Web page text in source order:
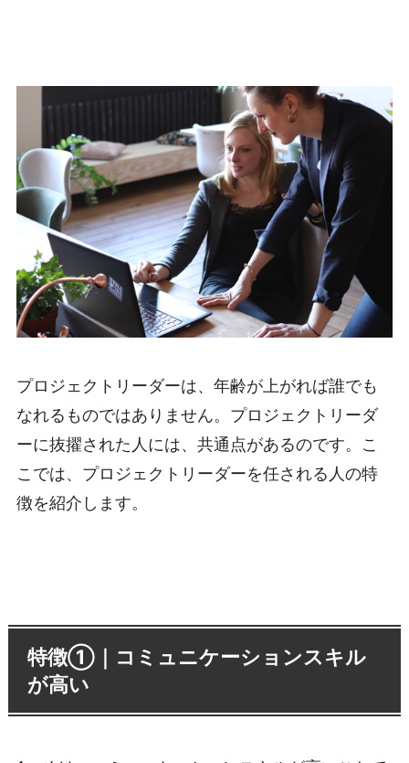
プロジェクトリーダーは、年齢が上がれば誰でも
なれるものではありません。プロジェクトリーダ
ーに抜擢された人には、共通点があるのです。こ
こでは、プロジェクトリーダーを任される人の特
徴を紹介します。
特徴①｜コミュニケーションスキル
が高い